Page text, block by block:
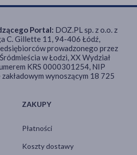
ZAKUPY
Płatności
Koszty dostawy
Portal: DOZ.PL sp. z o.o. z
C. Gillette 11, 94-406 Łódź,
prowadzonego przez
w Łodzi, XX Wydział
KRS 0000301254, NIP
wynoszącym 18 725